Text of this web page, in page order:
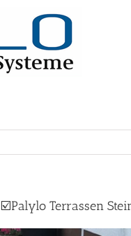
Terrassen